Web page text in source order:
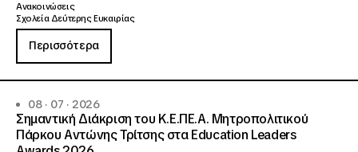
Ανακοινώσεις
Σχολεία Δεύτερης Ευκαιρίας
Περισσότερα
08 · 07 · 2026
Σημαντική Διάκριση του Κ.Ε.ΠΕ.Α. Μητροπολιτικού
Πάρκου Αντώνης Τρίτσης στα Education Leaders